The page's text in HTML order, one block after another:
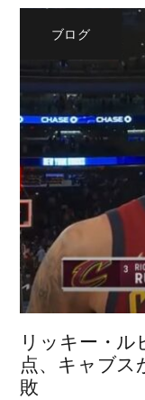
ブログ
リッキー・
点、キャブス
敗